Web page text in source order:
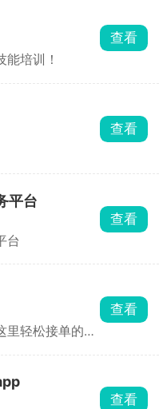
培训！
查看
查看
平台
台
查看
里轻松接单的
查看
查看